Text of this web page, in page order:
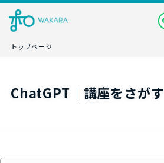
トップページ
ChatGPT｜講座をさがす